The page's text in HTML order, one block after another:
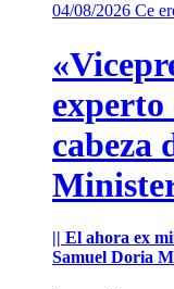
04/08/2026 Ce
experto
cabeza
|| El ahora ex
Samuel Doria